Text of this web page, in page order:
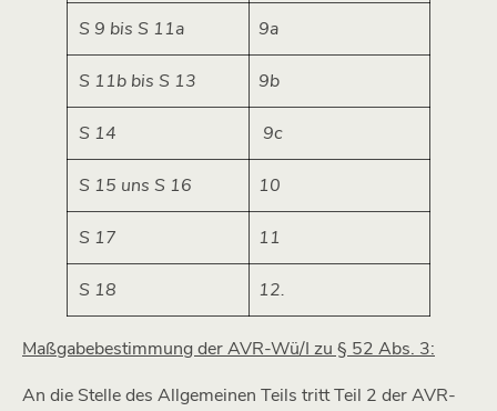
S 9 bis S 11a 9a
S 11b bis S 13 9b
S 14 9c
S 15 uns S 16 10
S 17 11
S 18 12.
Maßgabebestimmung der AVR-Wü/I zu § 52 Abs. 3:
An die Stelle des Allgemeinen Teils tritt Teil 2 der AVR-